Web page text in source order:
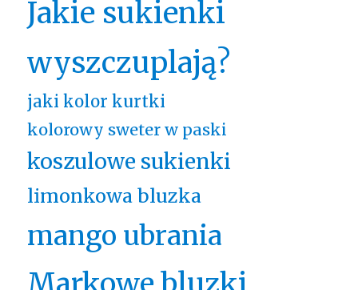
Jakie sukienki
wyszczuplają?
jaki kolor kurtki
kolorowy sweter w paski
koszulowe sukienki
limonkowa bluzka
mango ubrania